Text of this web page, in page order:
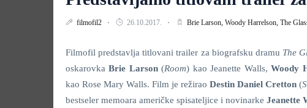
filmofil2 26.10.2017. Brie Larson, Woody Harrelson, The
Filmofil predstavlja titlovani trailer za biografsku dramu The
oskarovkaBrie Larson(Room) kao Jeanette Walls,Woody
kao Rose Mary Walls. Film je režiraoDestin Daniel Cretton (
bestseler memoara američke spisateljice i novinarke Jeanette